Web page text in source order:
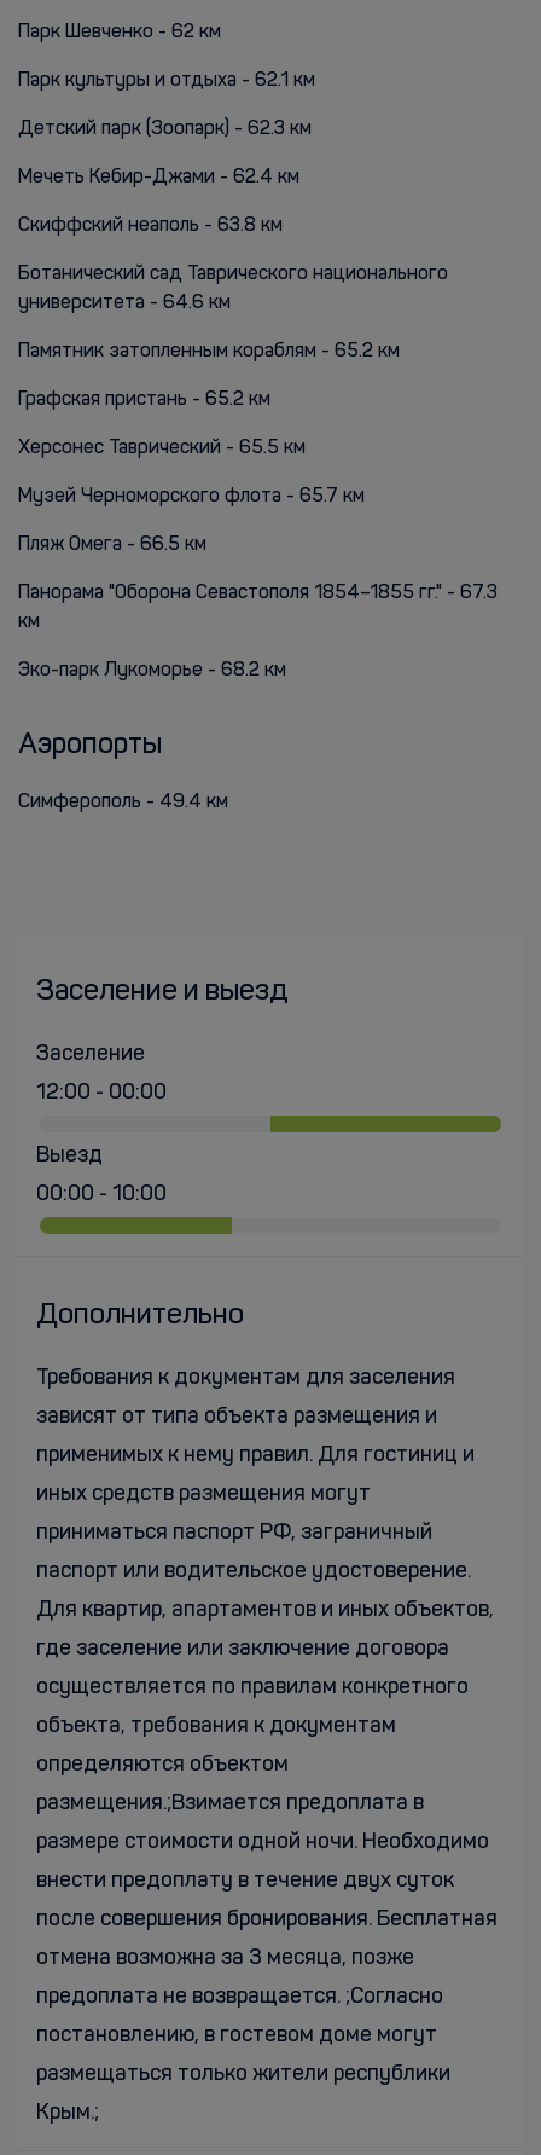
Парк Шевченко - 62 км
Парк культуры и отдыха - 62.1 км
Детский парк (Зоопарк) - 62.3 км
Мечеть Кебир-Джами - 62.4 км
Скиффский неаполь - 63.8 км
Ботанический сад Таврического национального
университета - 64.6 км
Памятник затопленным кораблям - 65.2 км
Графская пристань - 65.2 км
Херсонес Таврический - 65.5 км
Музей Черноморского флота - 65.7 км
Пляж Омега - 66.5 км
Панорама "Оборона Севастополя 1854–1855 гг." - 67.3
км
Эко-парк Лукоморье - 68.2 км
Аэропорты
Симферополь - 49.4 км
Заселение и выезд
Заселение
12:00 - 00:00
Выезд
00:00 - 10:00
Дополнительно
Требования к документам для заселения
зависят от типа объекта размещения и
применимых к нему правил. Для гостиниц и
иных средств размещения могут
приниматься паспорт РФ, заграничный
паспорт или водительское удостоверение.
Для квартир, апартаментов и иных объектов,
где заселение или заключение договора
осуществляется по правилам конкретного
объекта, требования к документам
определяются объектом
размещения.;Взимается предоплата в
размере стоимости одной ночи. Необходимо
внести предоплату в течение двух суток
после совершения бронирования. Бесплатная
отмена возможна за 3 месяца, позже
предоплата не возвращается. ;Согласно
постановлению, в гостевом доме могут
размещаться только жители республики
Крым.;